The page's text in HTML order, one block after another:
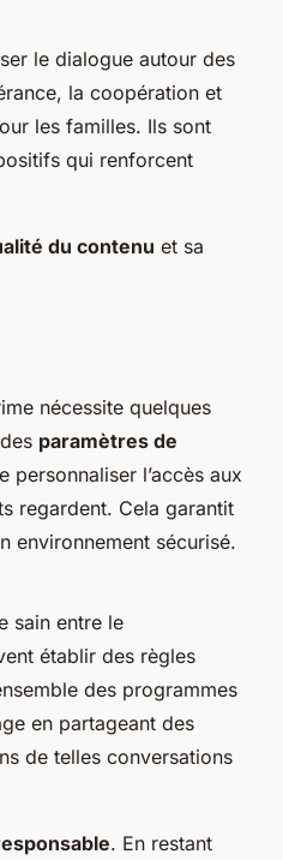
le dialogue autour des
la coopération et
les familles. Ils sont
qui renforcent
du contenu et sa
nécessite quelques
paramètres de
l’accès aux
regardent. Cela garantit
environnement sécurisé.
sain entre le
établir des règles
des programmes
en partageant des
de telles conversations
. En restant